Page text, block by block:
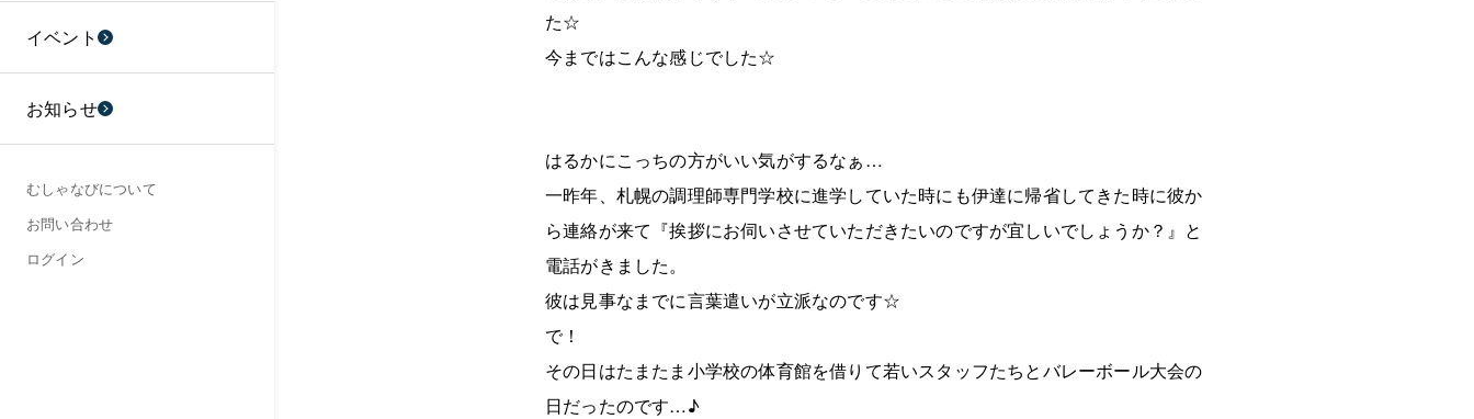
イベント
お知らせ
むしゃなびについて
お問い合わせ
ログイン
た☆
今まではこんな感じでした☆
はるかにこっちの方がいい気がするなぁ…
一昨年、札幌の調理師専門学校に進学していた時にも伊達に帰省してきた時に彼か
ら連絡が来て『挨拶にお伺いさせていただきたいのですが宜しいでしょうか？』と
電話がきました。
彼は見事なまでに言葉遣いが立派なのです☆
で！
その日はたまたま小学校の体育館を借りて若いスタッフたちとバレーボール大会の
日だったのです…♪